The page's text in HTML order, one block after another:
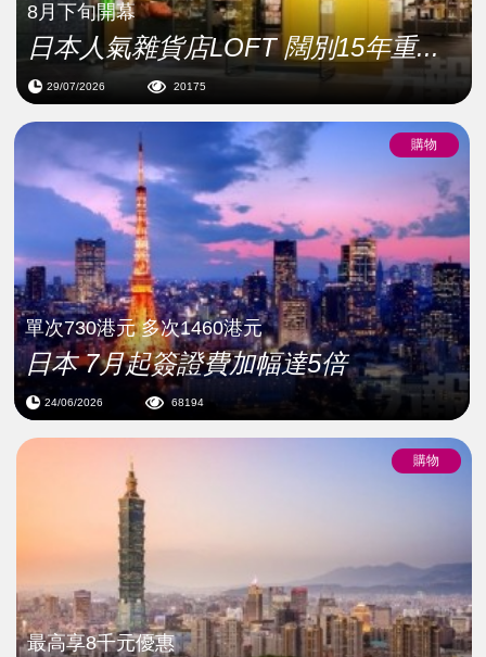
8月下旬開幕
日本人氣雜貨店LOFT 闊別15年重...
29/07/2026 20175
購物
單次730港元 多次1460港元
日本 7月起簽證費加幅達5倍
24/06/2026 68194
購物
最高享8千元優惠